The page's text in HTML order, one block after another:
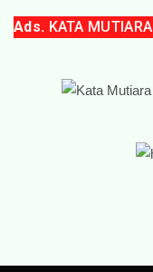
Ads. KATA MUTIARA